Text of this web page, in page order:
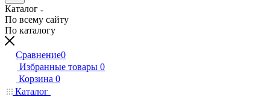
Каталог
По всему сайту
По каталогу
Сравнение0
Избранные товары 0
Корзина 0
Каталог